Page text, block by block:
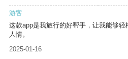
游客
这款app是我旅行的好帮手，让我能够
人情。
2025-01-16